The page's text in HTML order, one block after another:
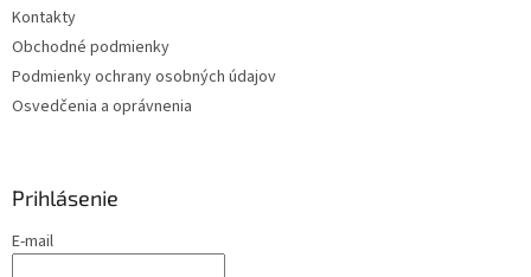
Kontakty
Obchodné podmienky
Podmienky ochrany osobných údajov
Osvedčenia a oprávnenia
Prihlásenie
E-mail